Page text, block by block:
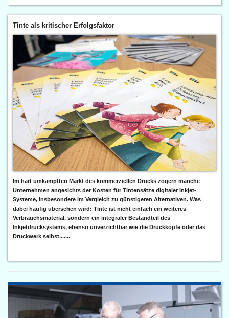
Tinte als kritischer Erfolgsfaktor
Im hart umkämpften Markt des kommerziellen Drucks zögern manche
Unternehmen angesichts der Kosten für Tintensätze digitaler Inkjet-
Systeme, insbesondere im Vergleich zu günstigeren Alternativen. Was
dabei häufig übersehen wird: Tinte ist nicht einfach ein weiteres
Verbrauchsmaterial, sondern ein integraler Bestandteil des
Inkjetdrucksystems, ebenso unverzichtbar wie die Druckköpfe oder das
Druckwerk selbst.......